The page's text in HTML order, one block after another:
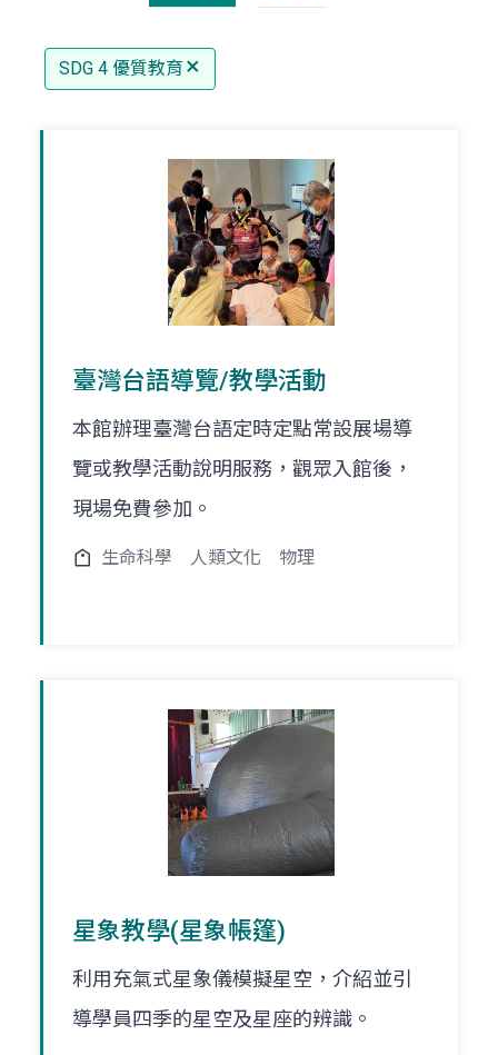
SDG 4 優質教育
臺灣台語導覽/教學活動
本館辦理臺灣台語定時定點常設展場導
覽或教學活動說明服務，觀眾入館後，
現場免費參加。
生命科學 人類文化 物理
星象教學(星象帳篷)
利用充氣式星象儀模擬星空，介紹並引
導學員四季的星空及星座的辨識。